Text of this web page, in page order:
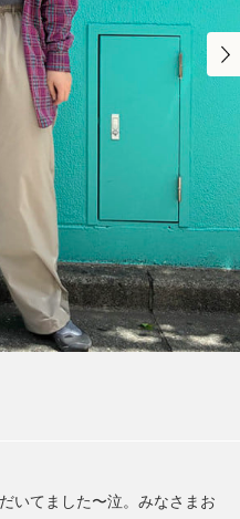
いてました〜泣。みなさまお